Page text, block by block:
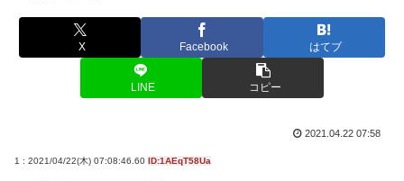
X Facebook はてブ
LINE コピー
2021.04.22 07:58
1 : 2021/04/22(木) 07:08:46.60 ID:1AEqT58Ua